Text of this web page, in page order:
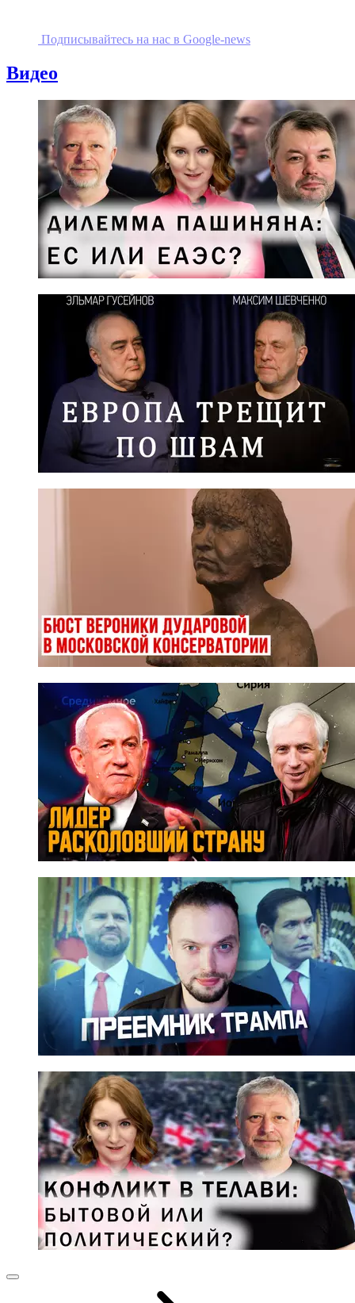
Подписывайтесь на наc в Google-news
Видео